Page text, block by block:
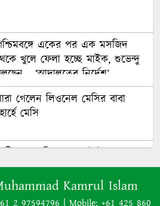
একের পর এক মসজিদ
খুলে ফেলা হচ্ছে মাইক, শুভেন্দু
‘আদালতের নির্দেশ’
গেলেন লিওনেল মেসির বাবা
মেসি
সংক্রান্ত নীতিকে ‘বিভ্রান্তিকর ও
আখ্যা দেওয়া হয়েছে
Kamrul Islam